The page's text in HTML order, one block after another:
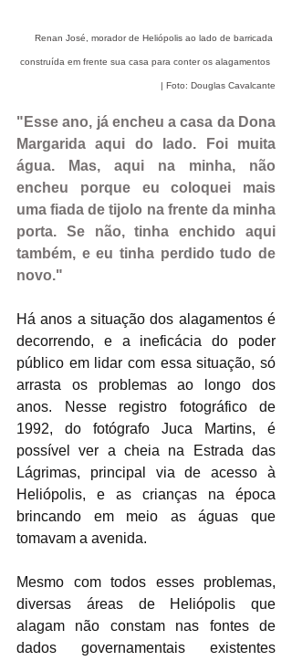
Renan José, morador de Heliópolis ao lado de barricada
construída em frente sua casa para conter os alagamentos
| Foto: Douglas Cavalcante
"Esse ano, já encheu a casa da Dona
Margarida aqui do lado. Foi muita
água. Mas, aqui na minha, não
encheu porque eu coloquei mais
uma fiada de tijolo na frente da minha
porta. Se não, tinha enchido aqui
também, e eu tinha perdido tudo de
novo."
Há anos a situação dos alagamentos é
decorrendo, e a ineficácia do poder
público em lidar com essa situação, só
arrasta os problemas ao longo dos
anos. Nesse registro fotográfico de
1992, do fotógrafo Juca Martins, é
possível ver a cheia na Estrada das
Lágrimas, principal via de acesso à
Heliópolis, e as crianças na época
brincando em meio as águas que
tomavam a avenida.
Mesmo com todos esses problemas,
diversas áreas de Heliópolis que
alagam não constam nas fontes de
dados governamentais existentes